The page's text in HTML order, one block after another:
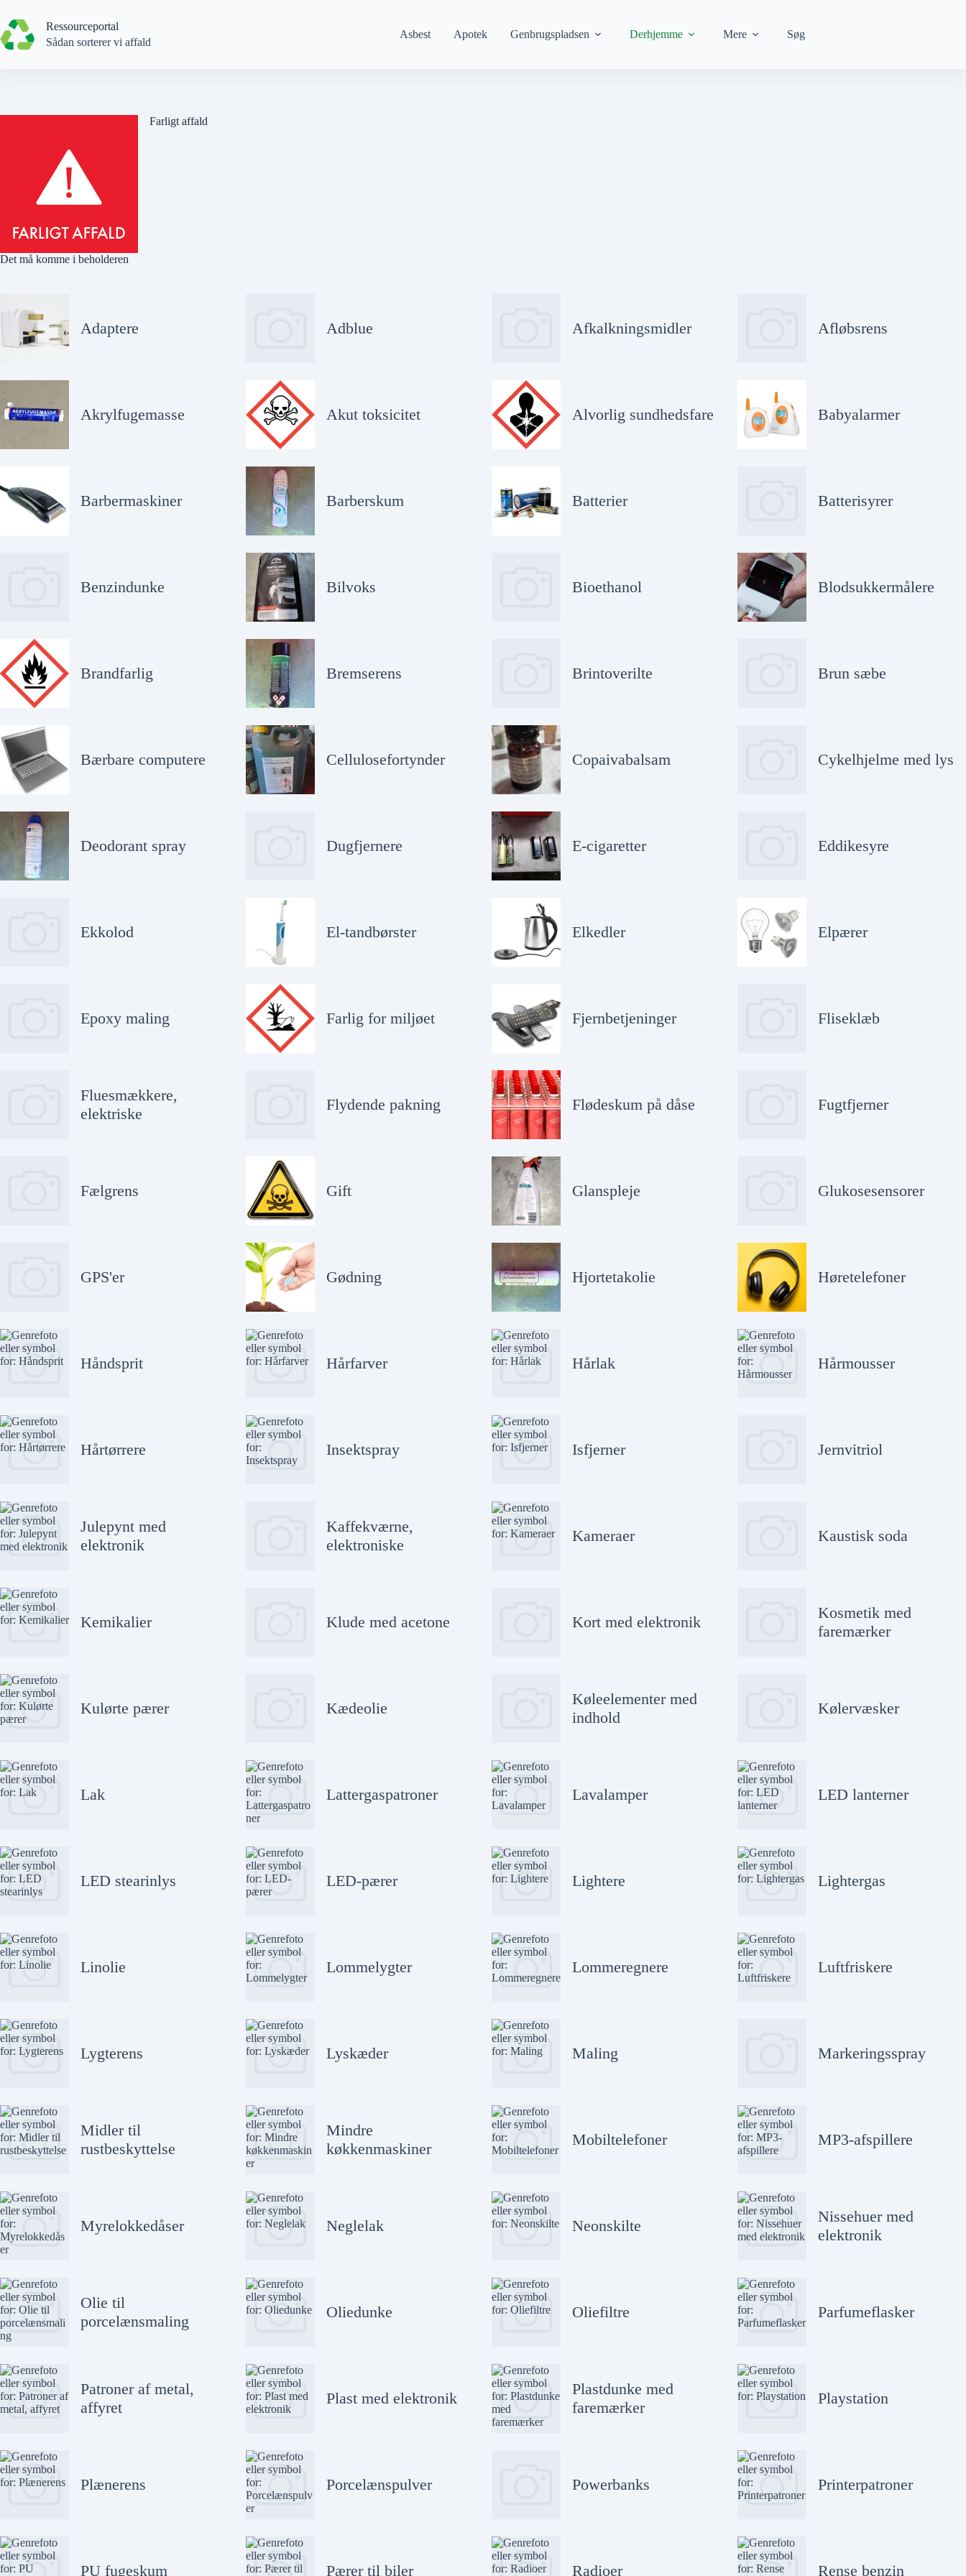
indhold
Ressourceportal
Sådan sorterer vi affald
Asbest Apotek Genbrugspladsen Derhjemme Mere Søg
Farligt affald
Det må komme i beholderen
Adaptere Adblue Afkalkningsmidler Afløbsrens
Akrylfugemasse Akut toksicitet Alvorlig sundhedsfare Babyalarmer
Barbermaskiner Barberskum Batterier Batterisyrer
Benzindunke Bilvoks Bioethanol Blodsukker­målere
Brandfarlig Bremserens Brintoverilte Brun sæbe
Bærbare computere Cellulosefortynder Copaivabalsam Cykelhjelme med lys
Deodorant spray Dugfjernere E-cigaretter Eddikesyre
Ekkolod El-tandbørster Elkedler Elpærer
Epoxy maling Farlig for miljøet Fjernbetjeninger Fliseklæb
Fluesmækkere,
elektriske
Flydende pakning Flødeskum på dåse Fugtfjerner
Fælgrens Gift Glanspleje Glukosesensorer
GPS'er Gødning Hjortetakolie Høretelefoner
Håndsprit Hårfarver Hårlak Hårmousser
Hårtørrere Insektspray Isfjerner Jernvitriol
Julepynt med
elektronik
Kaffekværne,
elektroniske
Kameraer Kaustisk soda
Kemikalier Klude med acetone Kort med elektronik
Kosmetik med
faremærker
Kulørte pærer Kædeolie
Køleelementer med
indhold
Kølervæsker
Lak Lattergaspatroner Lavalamper LED lanterner
LED stearinlys LED-pærer Lightere Lightergas
Linolie Lommelygter Lommeregnere Luftfriskere
Lygterens Lyskæder Maling Markeringsspray
Midler til
rustbeskyttelse
Mindre
køkkenmaskiner
Mobiltelefoner MP3-afspillere
Myrelokkedåser Neglelak Neonskilte
Nissehuer med
elektronik
Olie til
porcelænsmaling
Oliedunke Oliefiltre Parfumeflasker
Patroner af metal,
affyret
Plast med elektronik
Plastdunke med
faremærker
Playstation
Plænerens Porcelænspulver Powerbanks Printerpatroner
PU fugeskum Pærer til biler Radioer Rense benzin